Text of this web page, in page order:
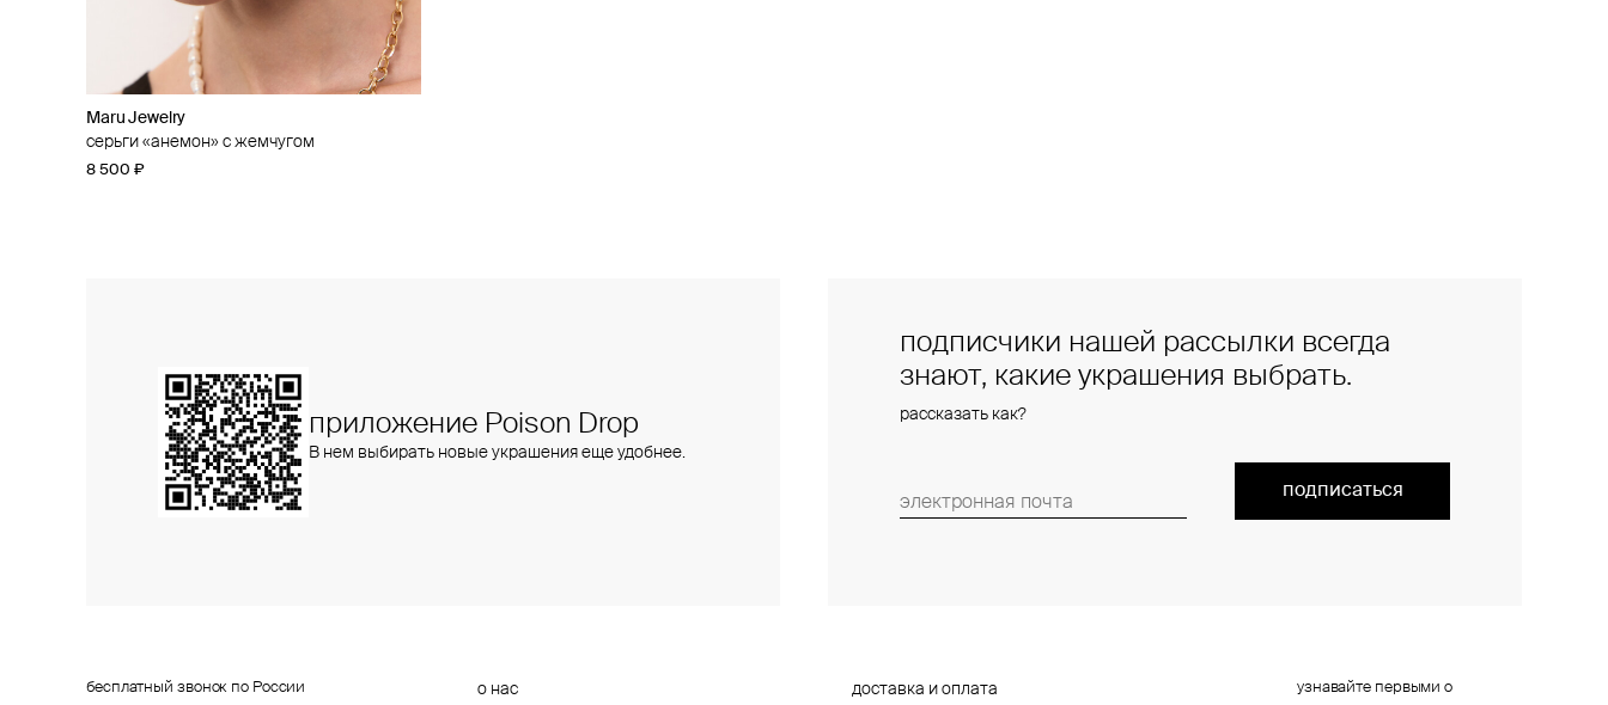
Maru Jewelry
серьги «анемон» с жемчугом
8 500 ₽
подписчики нашей рассылки всегда
знают, какие украшения выбрать.
рассказать как?
подписаться
приложение Poison Drop
В нем выбирать новые украшения еще удобнее.
о нас
доставка и оплата
бесплатный звонок по России
узнавайте первыми о